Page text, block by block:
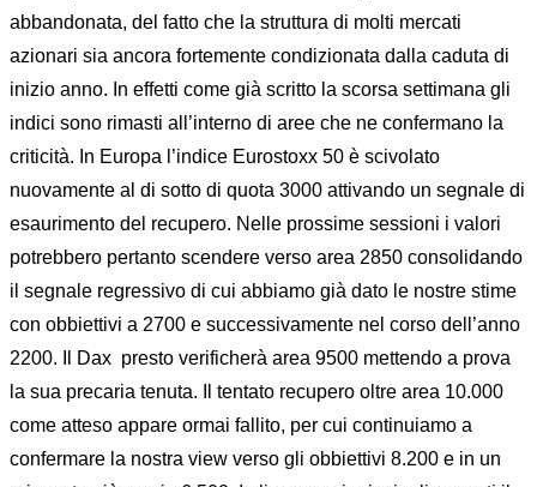
abbandonata, del fatto che la struttura di molti mercati
azionari sia ancora fortemente condizionata dalla caduta di
inizio anno. In effetti come già scritto la scorsa settimana gli
indici sono rimasti all’interno di aree che ne confermano la
criticità. In Europa l’indice Eurostoxx 50 è scivolato
nuovamente al di sotto di quota 3000 attivando un segnale di
esaurimento del recupero. Nelle prossime sessioni i valori
potrebbero pertanto scendere verso area 2850 consolidando
il segnale regressivo di cui abbiamo già dato le nostre stime
con obbiettivi a 2700 e successivamente nel corso dell’anno
2200. Il Dax presto verificherà area 9500 mettendo a prova
la sua precaria tenuta. Il tentato recupero oltre area 10.000
come atteso appare ormai fallito, per cui continuiamo a
confermare la nostra view verso gli obbiettivi 8.200 e in un